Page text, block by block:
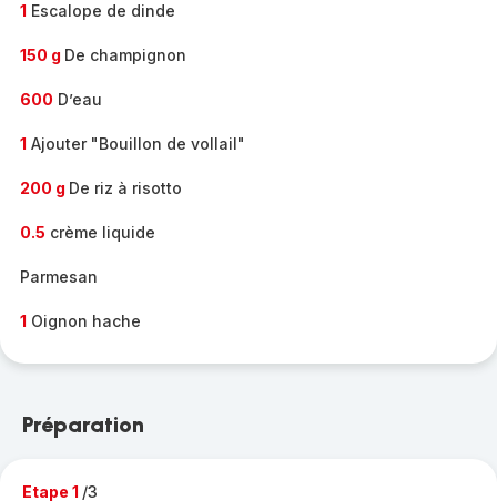
1 Escalope de dinde
150 g De champignon
600 D’eau
1 Ajouter "Bouillon de vollail"
200 g De riz à risotto
0.5 crème liquide
Parmesan
1 Oignon hache
Préparation
Etape 1 /3